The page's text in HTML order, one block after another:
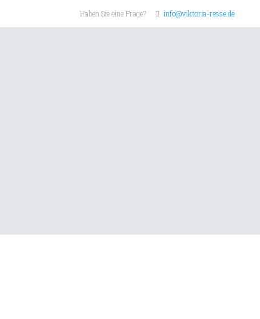
Haben Sie eine Frage? info@viktoria-resse.de